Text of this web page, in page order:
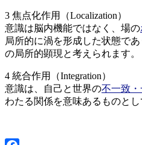
3 焦点化作用（Localization）
意識は脳内機能ではなく、場の
局所的に渦を形成した状態で
の局所的顕現と考えられます。
4 統合作用（Integration）
意識は、自己と世界の不一致
わたる関係を意味あるものとし